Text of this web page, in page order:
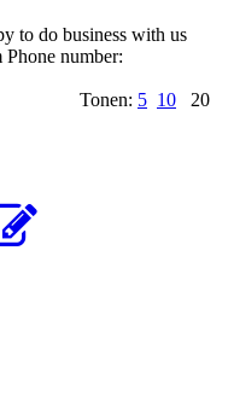
to do business with us
number:
Tonen: 5 10 20